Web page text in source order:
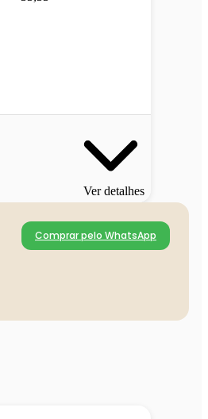
Ver detalhes
Comprar pelo WhatsApp